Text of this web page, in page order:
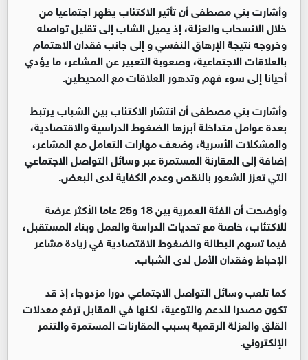
وأشارت بني مصطفى أن تأثير الاكتئاب يظهر اجتماعيا من
خلال الانسحاب والعزلة، إذ يميل الشاب إلى تقليل تواصله
وخروجه نتيجة الإرهاق النفسي و إلى جانب فقدان الاهتمام
بالعلاقات الاجتماعية، وصعوبة التعبير عن المشاعر، ما يؤدي
أحيانا إلى سوء فهم وتدهور العلاقات مع المحيطين.
وأشارت بني مصطفى أن انتشار الاكتئاب بين الشباب يرتبط
بعدة عوامل متداخلة أبرزها الضغوط الدراسية والاقتصادية،
والمشكلات الأسرية، وضعف مهارات التعامل مع المشاعر،
إضافة إلى المقارنة المستمرة عبر وسائل التواصل الاجتماعي
التي تعزز الشعور بالنقص وعدم الكفاية لدى البعض.
وأوضحت أن الفئة العمرية بين 18 و25 عاما الأكثر عرضة
للاكتئاب، خاصة مع تحديات الدراسة والعمل وبناء المستقبل،
فيما تسهم البطالة والضغوط الاقتصادية في زيادة مشاعر
الإحباط وفقدان الأمل لدى الشباب.
كما تلعب وسائل التواصل الاجتماعي دورا مزدوجا، إذ قد
تكون مصدرا للدعم والتوعية، لكنها في المقابل ترفع معدلات
القلق والعزلة الرقمية بسبب المقارنات المستمرة والتنمر
الإلكتروني.